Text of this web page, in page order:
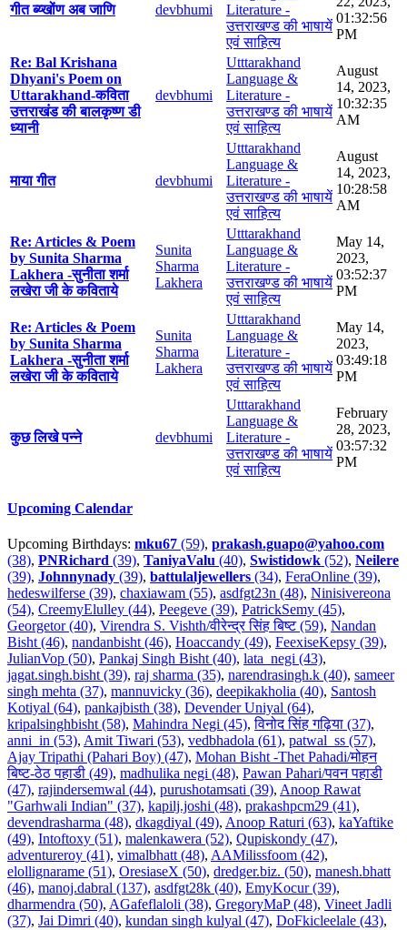
गीत ब्य्खोंण अब जाणि devbhumi
Literature -
उत्तराखण्ड की भाषायें
एवं साहित्य
01:32:56
PM
Re: Bal Krishana
Dhyani's Poem on
Uttarakhand-कविता
उत्तराखंड की बालकृष्ण डी
ध्यानी
devbhumi
Utttarakhand
Language &
Literature -
उत्तराखण्ड की भाषायें
एवं साहित्य
August
14, 2023,
10:32:35
AM
माया गीत devbhumi
Utttarakhand
Language &
Literature -
उत्तराखण्ड की भाषायें
एवं साहित्य
August
14, 2023,
10:28:58
AM
Re: Articles & Poem
by Sunita Sharma
Lakhera -सुनीता शर्मा
लखेरा जी के कविताये
Sunita
Sharma
Lakhera
Utttarakhand
Language &
Literature -
उत्तराखण्ड की भाषायें
एवं साहित्य
May 14,
2023,
03:52:37
PM
Re: Articles & Poem
by Sunita Sharma
Lakhera -सुनीता शर्मा
लखेरा जी के कविताये
Sunita
Sharma
Lakhera
Utttarakhand
Language &
Literature -
उत्तराखण्ड की भाषायें
एवं साहित्य
May 14,
2023,
03:49:18
PM
कुछ लिखे पन्ने devbhumi
Utttarakhand
Language &
Literature -
उत्तराखण्ड की भाषायें
एवं साहित्य
February
28, 2023,
03:57:32
PM
Upcoming Calendar
Upcoming Birthdays: mku67 (59), prakash.guapo@yahoo.com
(38), PNRichard (39), TaniyaValu (40), Swistidowk (52), Neilere
(39), Johnnynady (39), battulaljewellers (34), FeraOnline (39),
hedeswilferse (39), chaxiawam (55), asdfgt23n (48), Ninisivereona
(54), CreemyElulley (44), Peegeve (39), PatrickSemy (45),
Georgetor (40), Virendra S. Vishth/वीरेन्द्र सिंह बिष्ट (59), Nandan
Bisht (46), nandanbisht (46), Hoaccandy (49), FeexiseKepsy (39),
JulianVop (50), Pankaj Singh Bisht (40), lata_negi (43),
jagat.singh.bisht (39), raj sharma (35), narendrasingh.k (40), sameer
singh mehta (37), mannuvicky (36), deepikakholia (40), Santosh
Kotiyal (64), pankajbisth (38), Devender Uniyal (64),
kripalsinghbisht (58), Mahindra Negi (45),विनोद सिंह गढ़िया (37),
anni_in (53), Amit Tiwari (53), vedbhadola (61), patwal_ss (57),
Ajay Tripathi (Pahari Boy) (47), Mohan Bisht -Thet Pahadi/मोहन
बिष्ट-ठेठ पहाडी (49), madhulika negi (48), Pawan Pahari/पवन पहाडी
(47), rajindersemwal (44), purushotamsati (39), Anoop Rawat
"Garhwali Indian" (37), kapilj.joshi (48), prakashpcm29 (41),
devendrasharma (48), dkagdiyal (49), Anoop Raturi (63), kaYaftike
(49), Intoftoxy (51), malenkawera (52), Qupiskondy (47),
adventureroy (41), vimalbhatt (48), AAMilissfoom (42),
elollignarame (51), OresiaseX (50), dredger.biz. (50), manesh.bhatt
(46), manoj.dabral (137), asdfgt28k (40), EmyKocur (39),
dharmendra (50), AGafeflaloli (38), GregoryMaP (48), Vineet Jadli
(37), Jai Dimri (40), kundan singh kulyal (47), DoFkicleelale (43),